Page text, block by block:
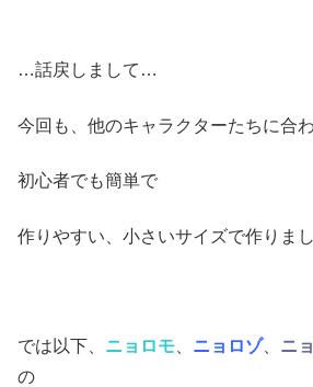
…話戻しまして…
今回も、他のキャラクターたちに合
初心者でも簡単で
作りやすい、小さいサイズで作りまし
では以下、 ニョロモ、 ニョロゾ、 ニ
の